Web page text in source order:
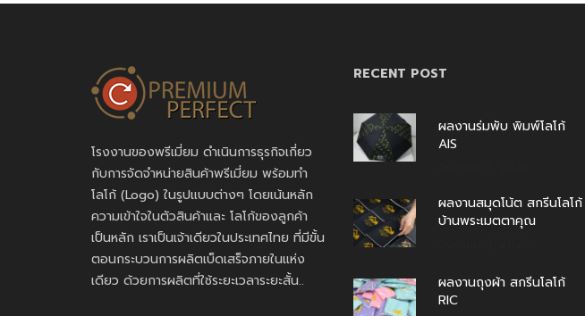
โรงงานของพรีเมี่ยม ดำเนินการธุรกิจเกี่ยว
กับการจัดจำหน่ายสินค้าพรีเมี่ยม พร้อมทำ
โลโก้ (Logo) ในรูปแบบต่างๆ โดยเน้นหลัก
ความเข้าใจในตัวสินค้าและ โลโก้ของลูกค้า
เป็นหลัก เราเป็นเจ้าเดียวในประเทศไทย ที่มีขั้น
ตอนกระบวนการผลิตเบ็ดเสร็จภายในแห่ง
เดียว ด้วยการผลิตที่ใช้ระยะเวลาระยะสั้น..
RECENT POST
ผลงานร่มพับ พิมพ์โลโก้
AIS
ผลงานสมุดโน้ต สกรีนโลโก้
บ้านพระเมตตาคุณ
ผลงานถุงผ้า สกรีนโลโก้
RIC